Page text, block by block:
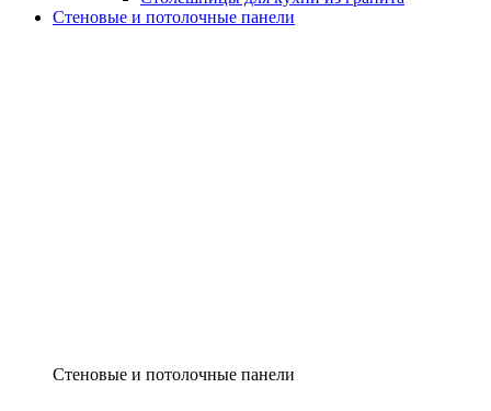
Стеновые и потолочные панели
Стеновые и потолочные панели